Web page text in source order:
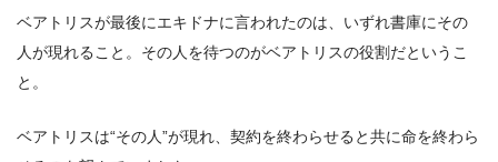
ベアトリスが最後にエキドナに言われたのは、いずれ書庫にその
人が現れること。その人を待つのがベアトリスの役割だというこ
と。
ベアトリスは“その人”が現れ、契約を終わらせると共に命を終わら